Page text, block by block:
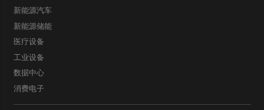
新能源汽车
新能源储能
医疗设备
工业设备
数据中心
消费电子